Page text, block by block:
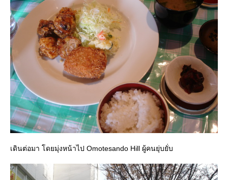
เดินต่อมา โดยมุ่งหน้าไป Omotesando Hill ผู้คนยุ่บยั่บ